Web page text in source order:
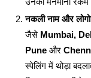
नकली नाम और
जैसे Mumbai,
Pune और
स्पेलिंग में थोड़ा